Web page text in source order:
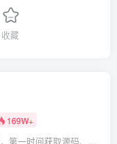
收藏
169W+
扫一扫关注官方微信公众号，第一时间获取源码、网赚项目资源教程，自媒体等知识干货，让互联网创业赚钱更简单。